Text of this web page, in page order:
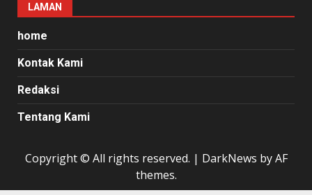
LAMAN
home
Kontak Kami
Redaksi
Tentang Kami
Copyright © All rights reserved. | DarkNews by AF
themes.